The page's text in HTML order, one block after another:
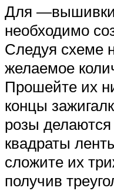
Для
необходимо
Следуя схеме
желаемое
Прошейте их
концы
розы
квадраты
сложите их
получив